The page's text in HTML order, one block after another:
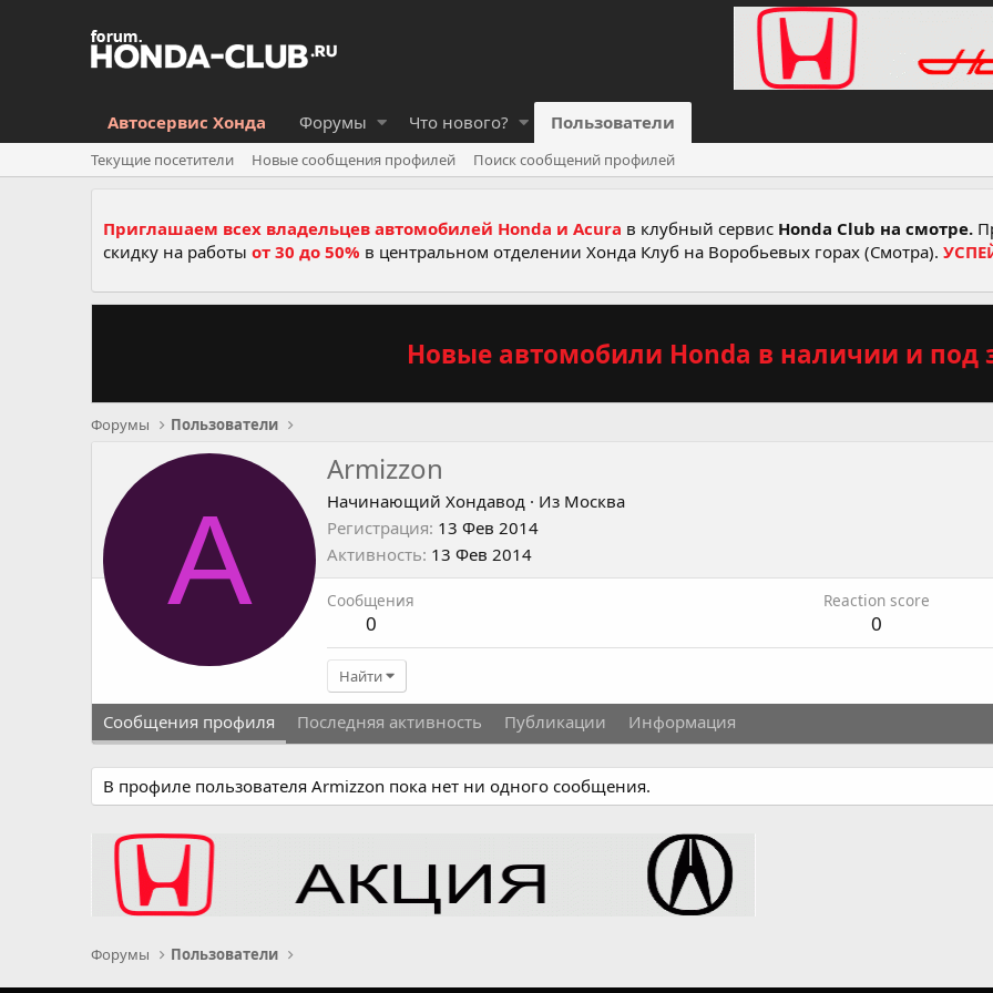
Автосервис Хонда Форумы Что нового? Пользователи
Текущие посетители Новые сообщения профилей Поиск сообщений профилей
Приглашаем всех владельцев автомобилей Honda и Acura в клубный сервис Honda Club на смотре.
скидку на работы от 30 до 50% в центральном отделении Хонда Клуб на Воробьевых горах (Смотра).
Новые автомобили Honda в наличии и под
Форумы Пользователи
A
Armizzon
Начинающий Хондавод · Из Москва
Регистрация 13 Фев 2014
Активность 13 Фев 2014
Сообщения
0
Reaction score
0
Найти
Сообщения профиля Последняя активность Публикации Информация
В профиле пользователя Armizzon пока нет ни одного сообщения.
Форумы Пользователи